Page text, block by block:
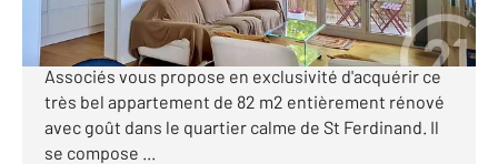
[Magnifique appartement dans quartier calme et
recherché d'Arcachon] CENTURY 21 Duprat &
Associés vous propose en exclusivité d'acquérir ce
très bel appartement de 82 m2 entièrement rénové
avec goût dans le quartier calme de St Ferdinand. Il
se compose ...